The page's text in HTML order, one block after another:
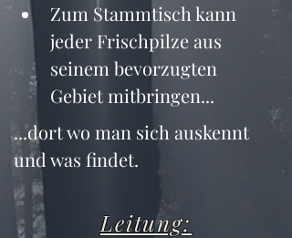
Zum Stammtisch kann
jeder Frischpilze aus
seinem bevorzugten
Gebiet mitbringen...
...dort wo man sich auskennt
und was findet.
Leitung: